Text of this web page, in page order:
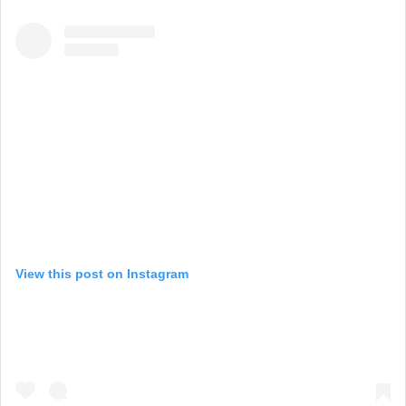
View this post on Instagram